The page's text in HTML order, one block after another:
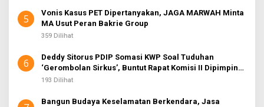
5
Vonis Kasus PET Dipertanyakan, JAGA MARWAH Minta
MA Usut Peran Bakrie Group
359 Dilihat
6
Deddy Sitorus PDIP Somasi KWP Soal Tuduhan
‘Gerombolan Sirkus’, Buntut Rapat Komisi II Dipimpin
Sufmi Dasco Ahmad
193 Dilihat
Bangun Budaya Keselamatan Berkendara, Jasa